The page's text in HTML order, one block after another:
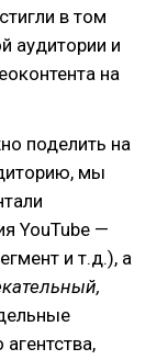
в том
аудитории и
на
поделить на
мы
YouTube —
и т.д.), а